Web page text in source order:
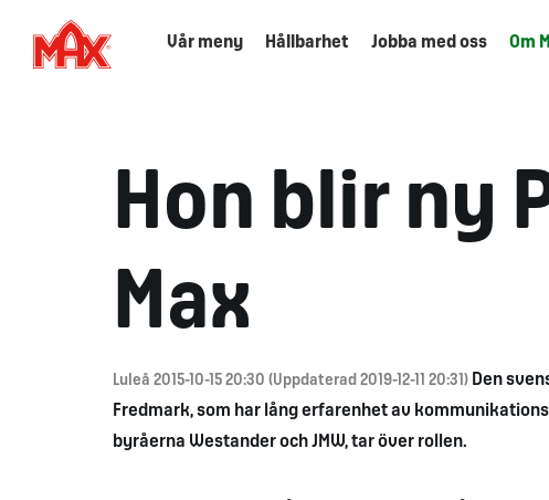
Vår meny Hållbarhet Jobba med oss Om
Hon blir ny
Max
Luleå 2015-10-15 20:30 (Uppdaterad 2019-12-11 20:31) Den
Fredmark, som har lång erfarenhet av
byråerna Westander och JMW, tar över rollen.